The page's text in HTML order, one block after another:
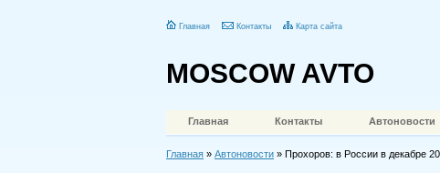
Главная Контакты Карта сайта
MOSCOW AVTO
Главная Контакты Автоновости
Главная » Автоновости » Прохоров: в России в декабре